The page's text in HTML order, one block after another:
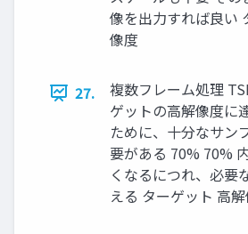
像を出力すれば良い
像度
27.
複数フレーム処理
ゲットの高解像度に
ために、十分なサン
要がある 70% 70%
くなるにつれ、必要
える ターゲット 高